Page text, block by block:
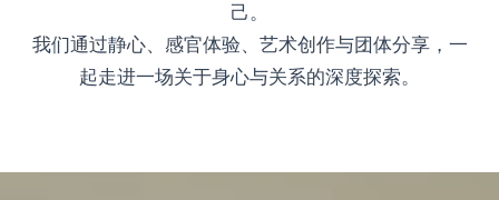
己。
我们通过静心、感官体验、艺术创作与团体分享，一
起走进一场关于身心与关系的深度探索。